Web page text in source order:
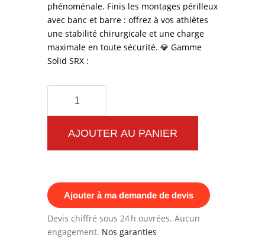
phénoménale. Finis les montages périlleux
avec banc et barre : offrez à vos athlètes
une stabilité chirurgicale et une charge
maximale en toute sécurité. 💎 Gamme
Solid SRX :
quantité
de
SRX63
Hip
L’Ingénierie
de
Précision
AJOUTER AU PANIER
Ajouter à ma demande de devis
Devis chiffré sous 24 h ouvrées. Aucun
engagement. Nos garanties